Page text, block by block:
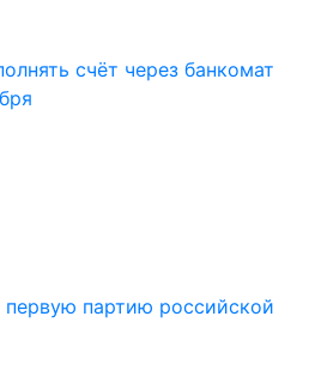
счёт через банкомат
первую партию российской